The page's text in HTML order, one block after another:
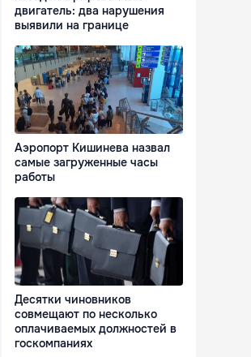
двигатель: два нарушения
выявили на границе
Аэропорт Кишинева назвал
самые загруженные часы
работы
Десятки чиновников
совмещают по несколько
оплачиваемых должностей в
госкомпаниях